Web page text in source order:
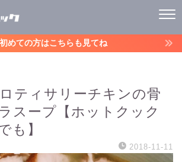
めての方はこちらも見てね
ティサリーチキンの骨
スープ【ホットクック
も】
2018-11-11